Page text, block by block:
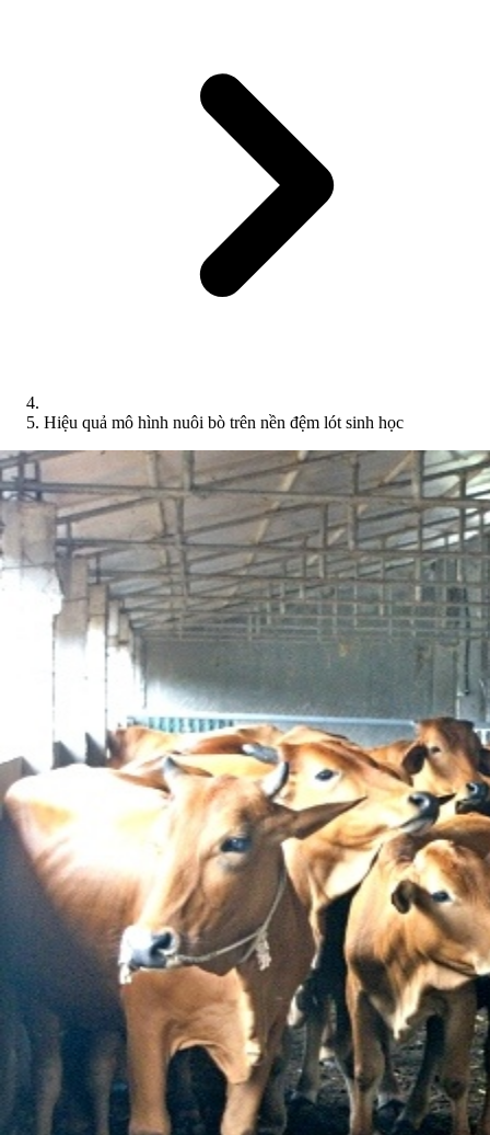
Hiệu quả mô hình nuôi bò trên nền đệm lót sinh học